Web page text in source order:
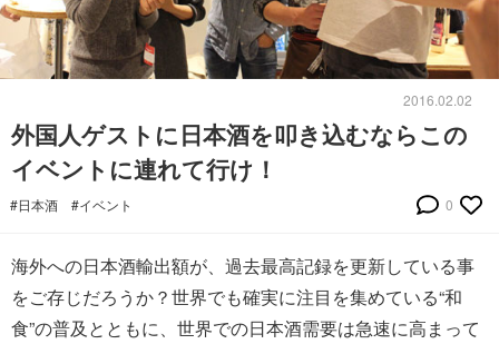
2016.02.02
外国人ゲストに日本酒を叩き込むならこの
イベントに連れて行け！
#日本酒 #イベント 0
海外への日本酒輸出額が、過去最高記録を更新している事
をご存じだろうか？世界でも確実に注目を集めている“和
食”の普及とともに、世界での日本酒需要は急速に高まって